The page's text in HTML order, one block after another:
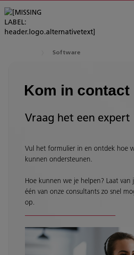
Software
Kom in contact
Vraag het een expert
Vul het formulier in en ontdek hoe
kunnen ondersteunen.
Hoe kunnen we je helpen? Laat
één van onze consultants zo snel
op.